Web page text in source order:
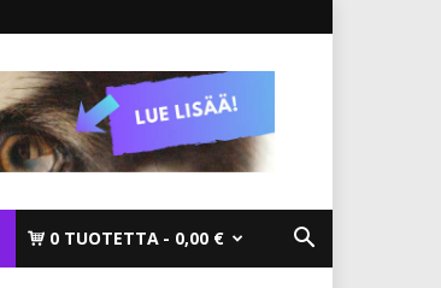
0 TUOTETTA 0,00 €